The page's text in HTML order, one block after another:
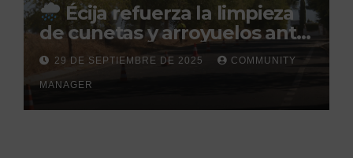
Écija refuerza la limpieza
de cunetas y arroyuelos ante
la llegada de las lluvias
otoñales
29 DE SEPTIEMBRE DE 2025 COMMUNITY
MANAGER